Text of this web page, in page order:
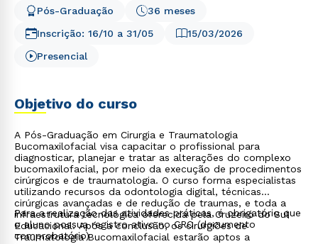
15/03/2026
36 meses
Pós-Graduação
Presencial
Inscrição: 16/10 a 31/05
Objetivo do curso
A Pós-Graduação em Cirurgia e Traumatologia
Bucomaxilofacial visa capacitar o profissional para
diagnosticar, planejar e tratar as alterações do complexo
bucomaxilofacial, por meio da execução de procedimentos
cirúrgicos e de traumatologia. O curso forma especialistas
utilizando recursos da odontologia digital, técnicas
cirúrgicas avançadas e de redução de traumas, e toda a
infraestrutura tecnológica oferecida pela Cruzeiro do Sul
Educacional. Após a conclusão, os cirurgiões de
Traumatologia Bucomaxilofacial estarão aptos a
Para a realização das atividades práticas, é obrigatório que
o aluno possua registro ativo no CRO (documento
comprobatório)